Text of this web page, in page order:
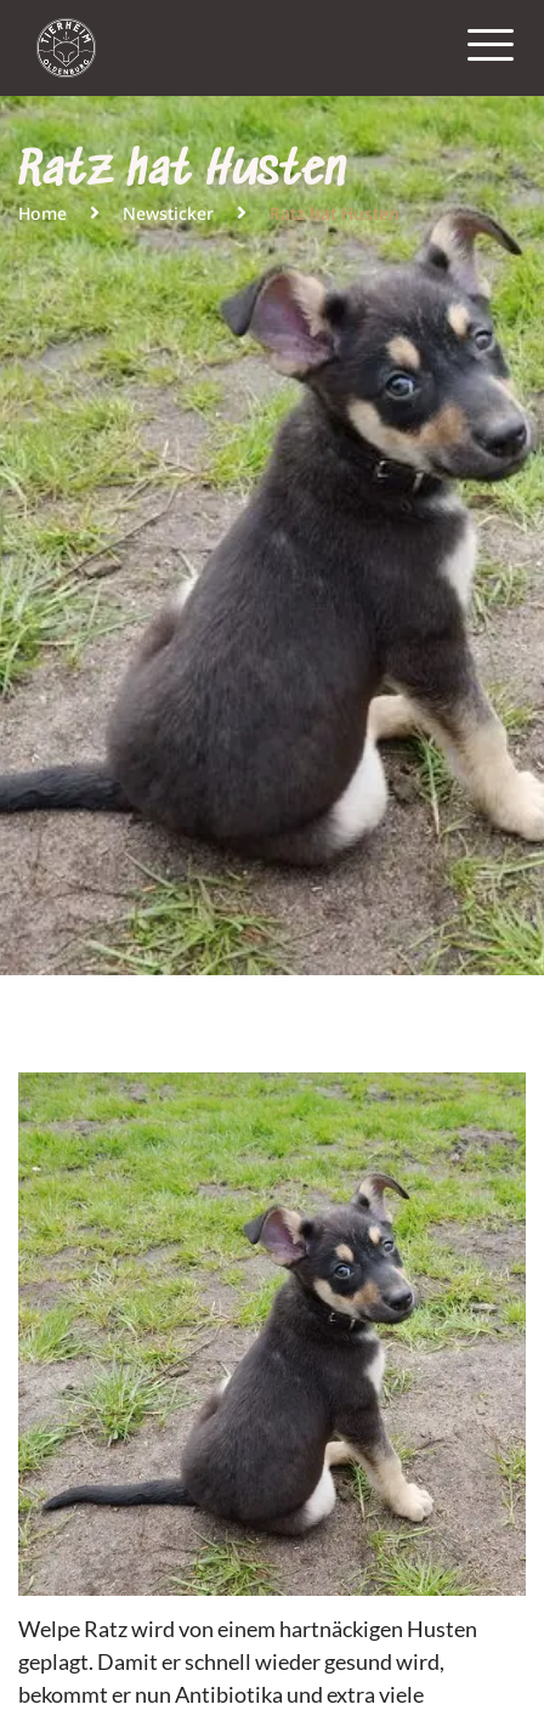
Ratz hat Husten
Home Newsticker Ratz hat Husten
Welpe Ratz wird von einem hartnäckigen Husten
geplagt. Damit er schnell wieder gesund wird,
bekommt er nun Antibiotika und extra viele